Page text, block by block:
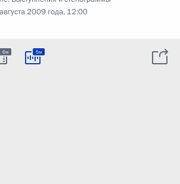
2009 года, 12:00
6м 5м